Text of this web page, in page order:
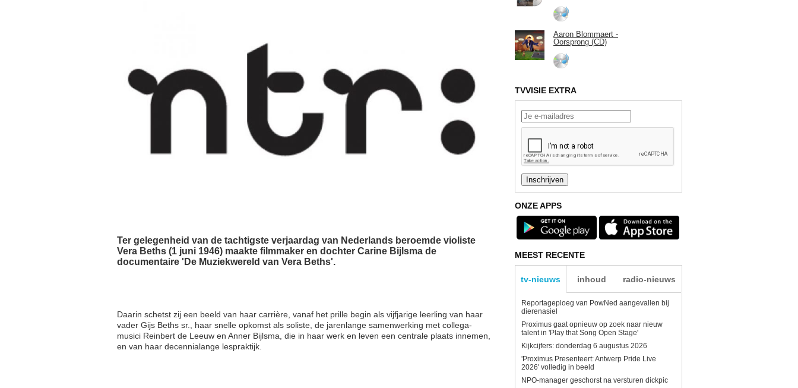
Ter gelegenheid van de tachtigste verjaardag van Nederlands beroemde violiste
Vera Beths (1 juni 1946) maakte filmmaker en dochter Carine Bijlsma de
documentaire 'De Muziekwereld van Vera Beths'.
Daarin schetst zij een beeld van haar carrière, vanaf het prille begin als vijfjarige leerling van haar
vader Gijs Beths sr., haar snelle opkomst als soliste, de jarenlange samenwerking met collega-
musici Reinbert de Leeuw en Anner Bijlsma, die in haar werk en leven een centrale plaats innemen,
en van haar decennialange lespraktijk.
Aaron Blommaert -
Oorsprong (CD)
TVVISIE EXTRA
ONZE APPS
MEEST RECENTE
tv-nieuws inhoud radio-nieuws
Reportageploeg van PowNed aangevallen bij
dierenasiel
Proximus gaat opnieuw op zoek naar nieuw
talent in 'Play that Song Open Stage'
Kijkcijfers: donderdag 6 augustus 2026
'Proximus Presenteert: Antwerp Pride Live
2026' volledig in beeld
NPO-manager geschorst na versturen dickpic